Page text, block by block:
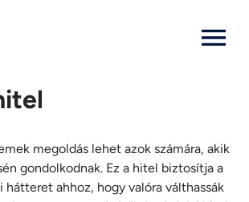
megoldás lehet azok számára, akik
gondolkodnak. Ez a hitel biztosítja a
hátteret ahhoz, hogy valóra válthassák